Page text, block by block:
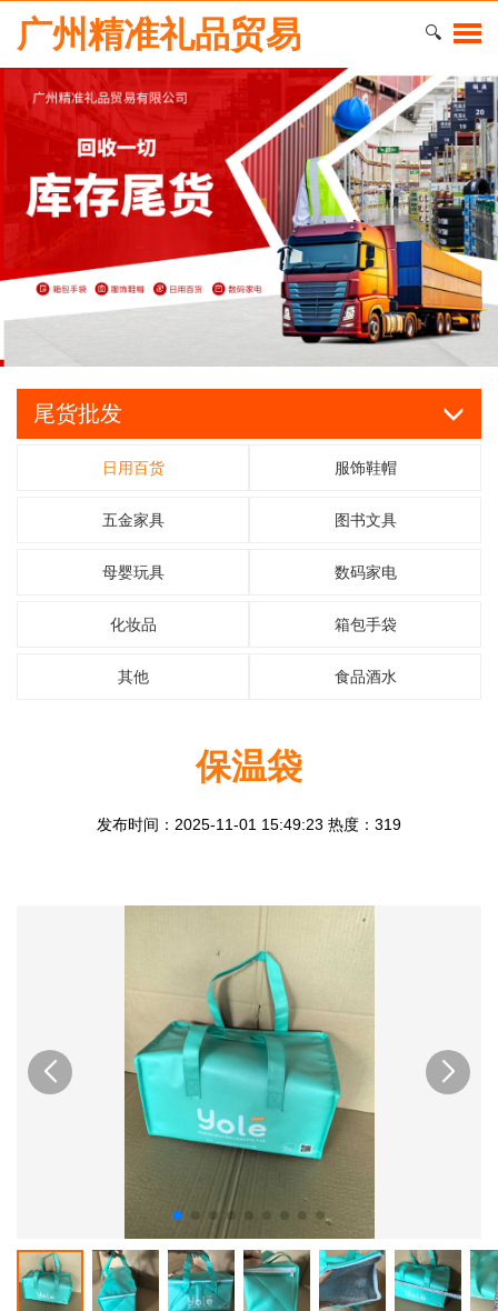
🔍
广州精准礼品贸易
尾货批发
日用百货 服饰鞋帽
五金家具 图书文具
母婴玩具 数码家电
化妆品 箱包手袋
其他 食品酒水
保温袋
发布时间：2025-11-01 15:49:23 热度：319